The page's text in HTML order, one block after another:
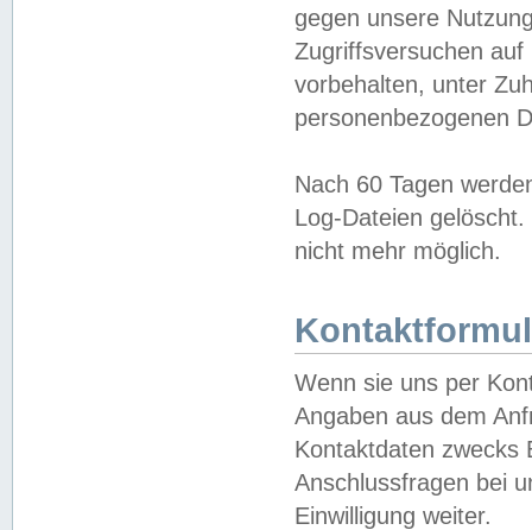
gegen unsere
Zugriffsversuchen
vorbehalten, unter
personenbezogenen
Nach 60 Tagen
Log-Dateien
nicht mehr möglich.
Wenn sie uns per
Angaben aus dem
Kontaktdaten zwecks
Anschlussfragen bei
Einwilligung weiter.